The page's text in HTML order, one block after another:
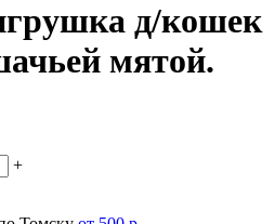
д/кошек
мятой.
+